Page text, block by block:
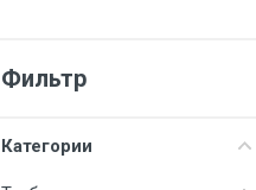
Гофролист
Фильтр
Категории